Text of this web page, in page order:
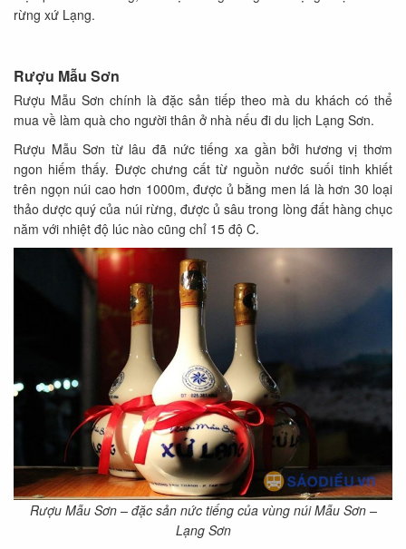
rừng xứ Lạng.
Rượu Mẫu Sơn
Rượu Mẫu Sơn chính là đặc sản tiếp theo mà du khách có thể
mua về làm quà cho người thân ở nhà nếu đi du lịch Lạng Sơn.
Rượu Mẫu Sơn từ lâu đã nức tiếng xa gần bởi hương vị thơm
ngon hiếm thấy. Được chưng cất từ nguồn nước suối tinh khiết
trên ngọn núi cao hơn 1000m, được ủ bằng men lá là hơn 30 loại
thảo dược quý của núi rừng, được ủ sâu trong lòng đất hàng chục
năm với nhiệt độ lúc nào cũng chỉ 15 độ C.
Rượu Mẫu Sơn – đặc sản nức tiếng của vùng núi Mẫu Sơn –
Lạng Sơn